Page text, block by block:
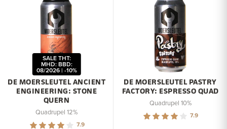
DE MOERSLEUTEL ANCIENT
ENGINEERING: STONE
QUERN
SALE THT:
MHD: BBD:
08/2026 | -10%
Quadrupel 12%
7.9
DE MOERSLEUTEL PASTRY
FACTORY: ESPRESSO QUAD
Quadrupel 10%
7.9